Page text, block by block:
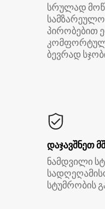
სრულად
პირობებით
ბევრად
დაჯავშნეთ
ნამდვილი
სტუმრობის